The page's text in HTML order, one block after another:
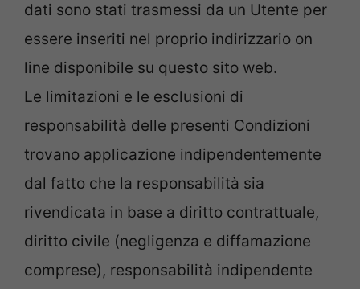
dati sono stati trasmessi da un Utente per
essere inseriti nel proprio indirizzario on
line disponibile su questo sito web.
Le limitazioni e le esclusioni di
responsabilità delle presenti Condizioni
trovano applicazione indipendentemente
dal fatto che la responsabilità sia
rivendicata in base a diritto contrattuale,
diritto civile (negligenza e diffamazione
comprese), responsabilità indipendente